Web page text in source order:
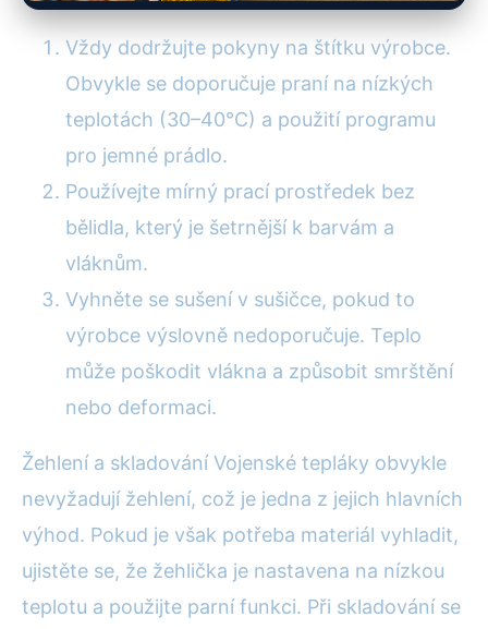
Vždy dodržujte pokyny na štítku výrobce.
Obvykle se doporučuje praní na nízkých
teplotách (30–40°C) a použití programu
pro jemné prádlo.
Používejte mírný prací prostředek bez
bělidla, který je šetrnější k barvám a
vláknům.
Vyhněte se sušení v sušičce, pokud to
výrobce výslovně nedoporučuje. Teplo
může poškodit vlákna a způsobit smrštění
nebo deformaci.
Žehlení a skladování Vojenské tepláky obvykle
nevyžadují žehlení, což je jedna z jejich hlavních
výhod. Pokud je však potřeba materiál vyhladit,
ujistěte se, že žehlička je nastavena na nízkou
teplotu a použijte parní funkci. Při skladování se